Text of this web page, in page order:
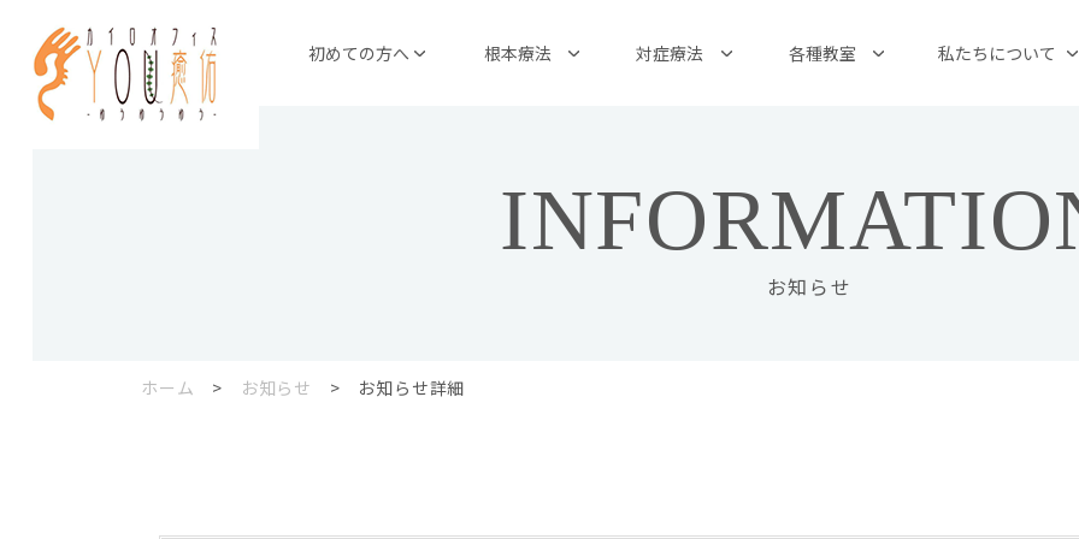
初めての方へ 根本療法 対症療法 各種教室 私たちについて
お知らせ
ホーム > お知らせ > お知らせ詳細